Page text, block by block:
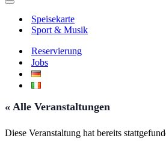
Navigationsmenü
Speisekarte
Sport & Musik
Reservierung
Jobs
« Alle Veranstaltungen
Diese Veranstaltung hat bereits